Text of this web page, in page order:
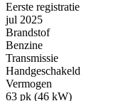
Eerste registratie
jul 2025
Brandstof
Benzine
Transmissie
Handgeschakeld
Vermogen
63 pk (46 kW)